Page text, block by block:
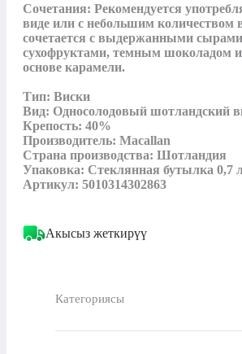
Сочетания: Рекомендуется
виде или с небольшим
сочетается с выдержанными
сухофруктами, темным шоколадом и
основе карамели.
Тип: Виски
Вид: Односолодовый шотландский
Крепость: 40%
Производитель: Macallan
Страна производства: Шотландия
Упаковка: Стеклянная бутылка 0,7
Артикул: 5010314302863
Акысыз жеткирүү
Категориясы